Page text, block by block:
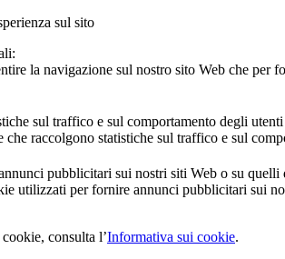
sul sito
la navigazione sul nostro sito Web che
sul traffico e sul comportamento degli
che raccolgono statistiche sul traffico e sul
pubblicitari sui nostri siti Web o su
utilizzati per fornire annunci pubblicitari sui
consulta l’Informativa sui cookie.